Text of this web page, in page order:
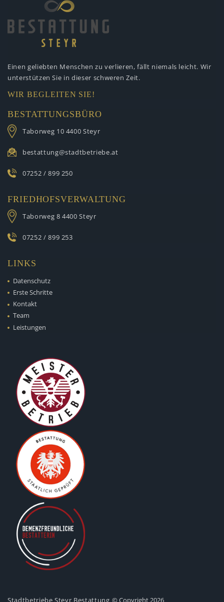
Einen geliebten Menschen zu verlieren, fällt niemals leicht. Wir
unterstützen Sie in dieser schweren Zeit.
WIR BEGLEITEN SIE!
BESTATTUNGSBÜRO
Taborweg 10 4400 Steyr
bestattung@stadtbetriebe.at
07252 / 899 250
FRIEDHOFSVERWALTUNG
Taborweg 8 4400 Steyr
07252 / 899 253
LINKS
Datenschutz
Erste Schritte
Kontakt
Team
Leistungen
Stadtbetriebe Steyr Bestattung © Copyright 2026